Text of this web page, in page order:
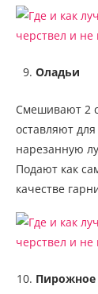
Оладьи
Смешивают 2
оставляют
нарезанную
Подают как
качестве